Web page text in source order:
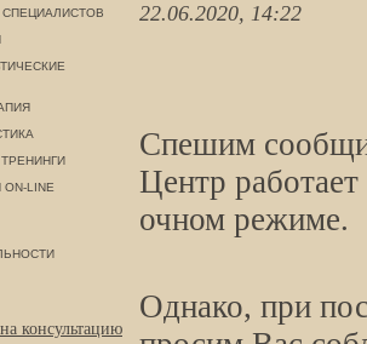
LINE
22.06.2020, 14:22
Спешим
Центр
очном режиме.
Однако, при